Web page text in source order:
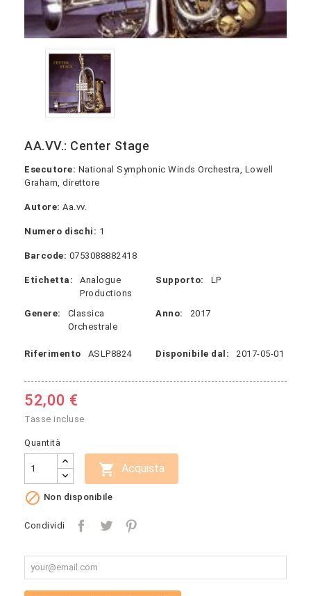
AA.VV.: Center Stage
Esecutore: National Symphonic Winds Orchestra, Lowell
Graham, direttore
Autore: Aa.vv.
Numero dischi: 1
Barcode: 0753088882418
Etichetta:
Analogue
Productions
Supporto: LP
Genere:
Classica
Orchestrale
Anno: 2017
Riferimento ASLP8824 Disponibile dal: 2017-05-01
52,00 €
Tasse incluse
Quantità
 Acquista
 Non disponibile
Condividi